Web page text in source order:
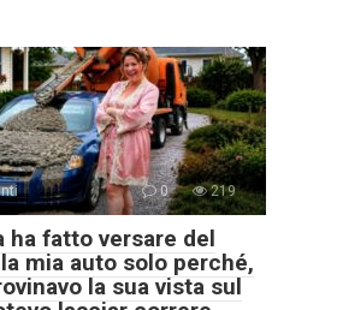
0 219
ha fatto versare del
mia auto solo perché,
la sua vista sul